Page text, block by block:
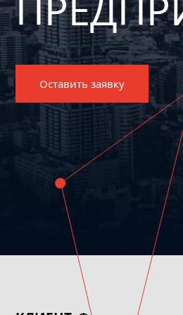
Оставить заявку